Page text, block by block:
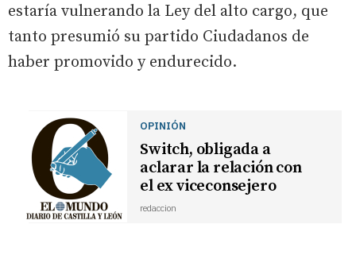
estaría vulnerando la Ley del alto cargo, que
tanto presumió su partido Ciudadanos de
haber promovido y endurecido.
OPINIÓN
Switch, obligada a
aclarar la relación con
el ex viceconsejero
redaccion